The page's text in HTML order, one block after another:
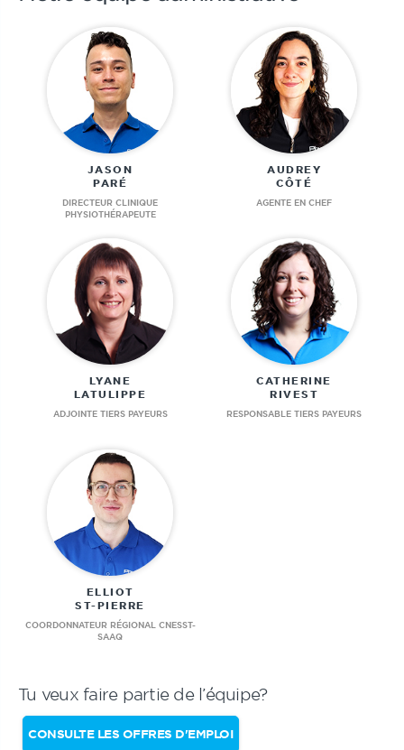
JASON
PARÉ
DIRECTEUR CLINIQUE
PHYSIOTHÉRAPEUTE
AUDREY
CÔTÉ
AGENTE EN CHEF
LYANE
LATULIPPE
ADJOINTE TIERS PAYEURS
CATHERINE
RIVEST
RESPONSABLE TIERS PAYEURS
ELLIOT
ST-PIERRE
COORDONNATEUR RÉGIONAL CNESST-
SAAQ
Tu veux faire partie de l’équipe?
CONSULTE LES OFFRES D'EMPLOI